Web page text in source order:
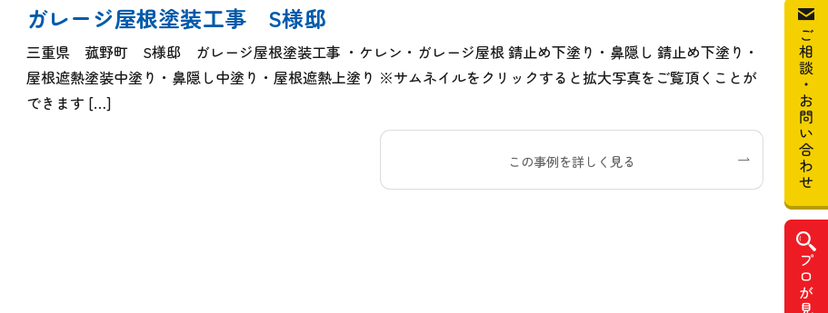
ガレージ屋根塗装工事 S様邸
三重県 菰野町 S様邸 ガレージ屋根塗装工事 ・ケレン・ガレージ屋根 錆止め下塗り・鼻隠し 錆止め下塗り・
屋根遮熱塗装中塗り・鼻隠し中塗り・屋根遮熱上塗り ※サムネイルをクリックすると拡大写真をご覧頂くことが
できます […]
この事例を詳しく見る